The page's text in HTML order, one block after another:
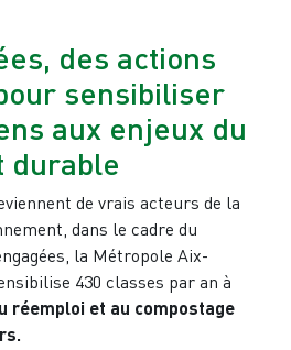
des actions
sensibiliser
aux enjeux du
durable
de vrais acteurs de la
dans le cadre du
la Métropole Aix-
430 classes par an à
réemploi et au compostage